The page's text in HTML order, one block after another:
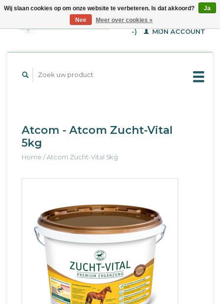
WINKELWAGEN (€--,-
-)
MIJN ACCOUNT
Atcom - Atcom Zucht-Vital
5kg
Home /Atcom Zucht-Vital 5kg
Wij slaan cookies op om onze website te verbeteren. Is dat akkoord?
Ja
Nee
Meer over cookies »